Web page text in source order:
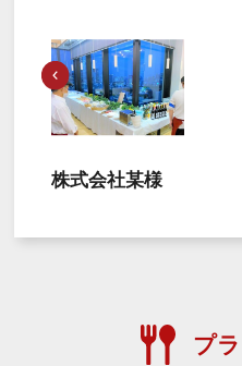
株式会社某様
プ